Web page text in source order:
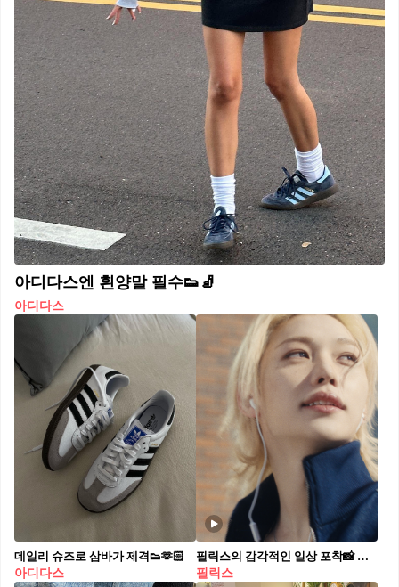
아디다스엔 흰양말 필수👟🧦
아디다스
데일리 슈즈로 삼바가 제격👟🫶🏻​
아디다스
필릭스의 감각적인 일상 포착📸⁠ 아디다스 ‘어반 스트릿’ 캠페인 영상 공개 스트레이 키즈(Stray Kids) 필릭스 (Fliex)가 아디다스의 새로운 파트너로 합류하며 도심 속 일상의 움직임을 새로운 스타일로 재해석한 아디다스 오리지널스 ‘어반 스트릿(Urban Street)’ 캠페인에 등장했습니다. 필릭스는 ‘아디스타 컨트롤 5’와 오리지널스 데님 컬렉션을 착용했는데요. 일상 속에 자연스럽게 녹아든 오리지널스 특유의 스트리트 스타일링이 돋보입니다. 한편 컬렉션 제품은 아디다스 공식 온라인 스토어 및 주요 오프라인 매장에서 만나볼 수 있습니다.⁠
필릭스